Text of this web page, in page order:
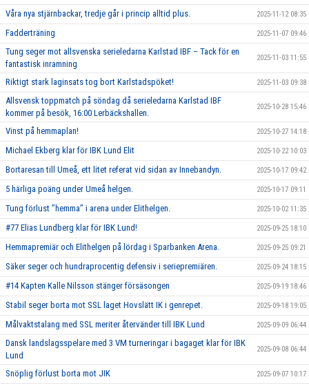
Våra nya stjärnbackar, tredje går i princip alltid plus. 2025-11-12 08:35
Fadderträning 2025-11-07 09:46
Tung seger mot allsvenska serieledarna Karlstad IBF – Tack för en
fantastisk inramning
2025-11-03 11:55
Riktigt stark laginsats tog bort Karlstadspöket! 2025-11-03 09:38
Allsvensk toppmatch på söndag då serieledarna Karlstad IBF
kommer på besök, 16:00 Lerbäckshallen.
2025-10-28 15:46
Vinst på hemmaplan! 2025-10-27 14:18
Michael Ekberg klar för IBK Lund Elit 2025-10-22 10:03
Bortaresan till Umeå, ett litet referat vid sidan av Innebandyn. 2025-10-17 09:42
5 härliga poäng under Umeå helgen. 2025-10-17 09:11
Tung förlust ’’hemma’’ i arena under Elithelgen. 2025-10-02 11:35
#77 Elias Lundberg klar för IBK Lund! 2025-09-25 18:10
Hemmapremiär och Elithelgen på lördag i Sparbanken Arena. 2025-09-25 09:21
Säker seger och hundraprocentig defensiv i seriepremiären. 2025-09-24 18:15
#14 Kapten Kalle Nilsson stänger försäsongen 2025-09-19 18:46
Stabil seger borta mot SSL laget Hovslätt IK i genrepet. 2025-09-18 19:05
Målvaktstalang med SSL meriter återvänder till IBK Lund 2025-09-09 06:44
Dansk landslagsspelare med 3 VM turneringar i bagaget klar för IBK
Lund
2025-09-08 06:44
Snöplig förlust borta mot JIK 2025-09-07 10:17